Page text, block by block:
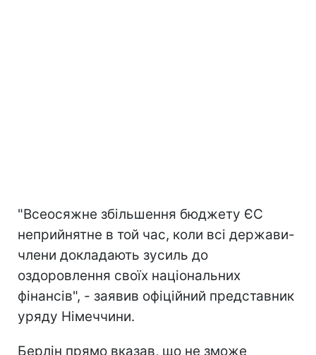
"Всеосяжне збільшення бюджету ЄС
неприйнятне в той час, коли всі держави-
члени докладають зусиль до
оздоровлення своїх національних
фінансів", - заявив офіційний представник
уряду Німеччини.
Берлін прямо вказав, що не зможе